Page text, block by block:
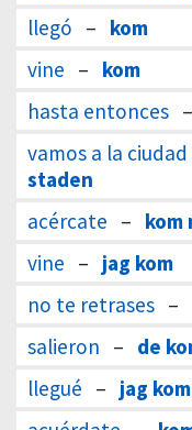
llegó – kom
vine – kom
hasta entonces –
vamos a la ciudad
staden
acércate – kom
vine – jag kom
no te retrases –
salieron – de
llegué – jag kom